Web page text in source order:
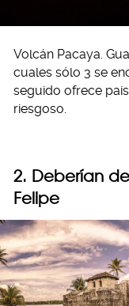
Volcán Pacaya.
cuales sólo 3 se
seguido ofrece
riesgoso.
2. Deberían
Felipe